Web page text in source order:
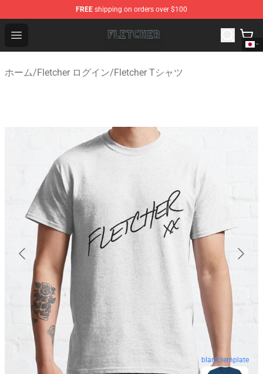
FREE shipping on orders over $100
Open menu
Fletcher Store - Official Fletcher Merchandise Shop
ホーム/Fletcher ログイン/Fletcher Tシャツ
blank template